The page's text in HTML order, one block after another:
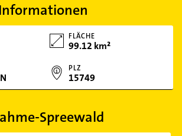
FLÄCHE
99.12 km²
PLZ
15749
Spreewald